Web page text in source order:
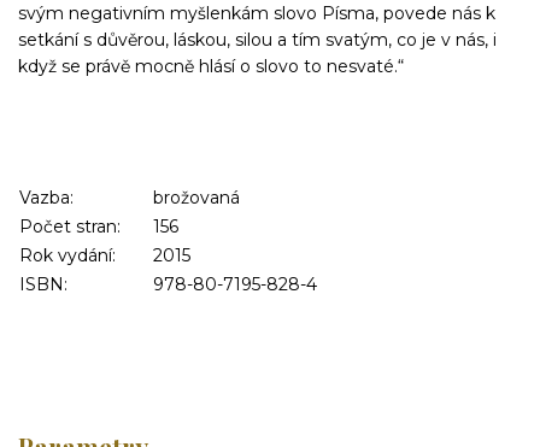
svým negativním myšlenkám slovo Písma, povede nás k
setkání s důvěrou, láskou, silou a tím svatým, co je v nás, i
když se právě mocně hlásí o slovo to nesvaté.“
Vazba:
brožovaná
Počet stran:
156
Rok vydání:
2015
ISBN:
978-80-7195-828-4